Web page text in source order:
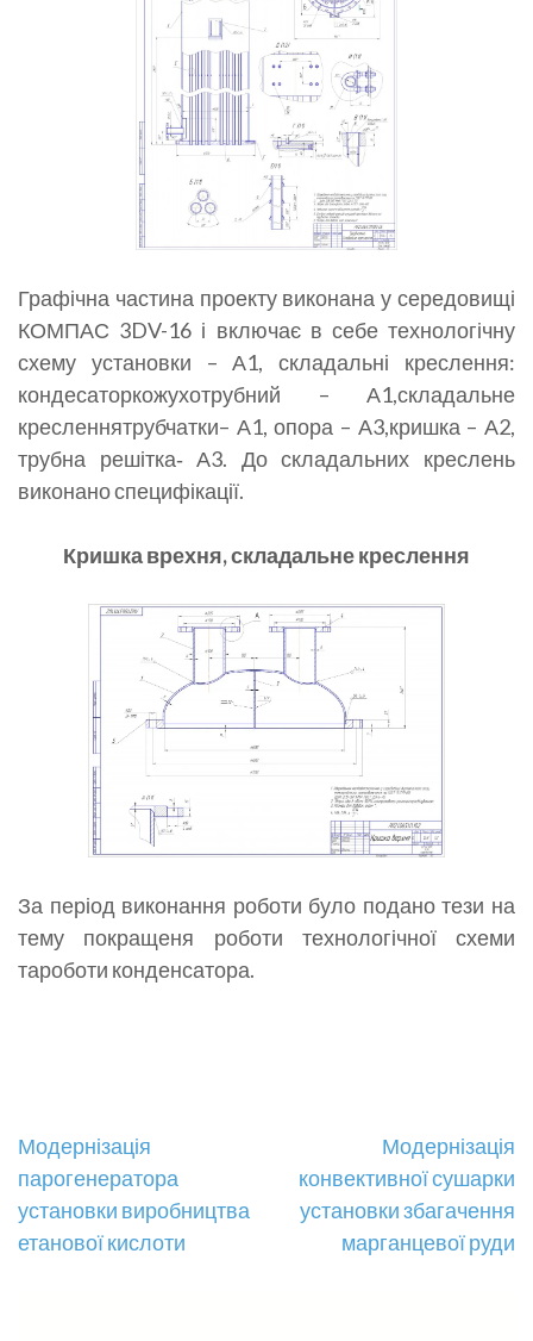
Графічна частина проекту виконана у середовищі
КОМПАС 3DV-16 і включає в себе технологічну
схему установки – А1, складальні креслення:
кондесаторкожухотрубний – А1,складальне
кресленнятрубчатки– А1, опора – А3,кришка – А2,
трубна решітка­­‑ А3. До складальних креслень
виконано специфікації.
Кришка врехня, складальне креслення
За період виконання роботи було подано тези на
тему покращеня роботи технологічної схеми
тароботи конденсатора.
Навігація
записів
Модернізація
парогенератора
установки виробництва
етанової кислоти
Модернізація
конвективної сушарки
установки збагачення
марганцевої руди